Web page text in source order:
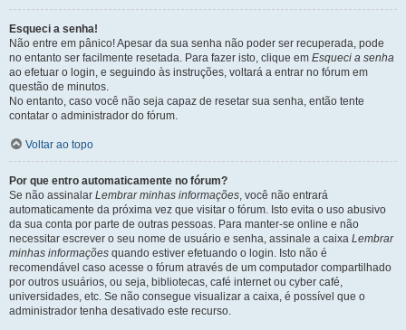
Esqueci a senha!
Não entre em pânico! Apesar da sua senha não poder ser recuperada, pode
no entanto ser facilmente resetada. Para fazer isto, clique em Esqueci a senha
ao efetuar o login, e seguindo às instruções, voltará a entrar no fórum em
questão de minutos.
No entanto, caso você não seja capaz de resetar sua senha, então tente
contatar o administrador do fórum.
Voltar ao topo
Por que entro automaticamente no fórum?
Se não assinalar Lembrar minhas informações, você não entrará
automaticamente da próxima vez que visitar o fórum. Isto evita o uso abusivo
da sua conta por parte de outras pessoas. Para manter-se online e não
necessitar escrever o seu nome de usuário e senha, assinale a caixa Lembrar
minhas informações quando estiver efetuando o login. Isto não é
recomendável caso acesse o fórum através de um computador compartilhado
por outros usuários, ou seja, bibliotecas, café internet ou cyber café,
universidades, etc. Se não consegue visualizar a caixa, é possível que o
administrador tenha desativado este recurso.